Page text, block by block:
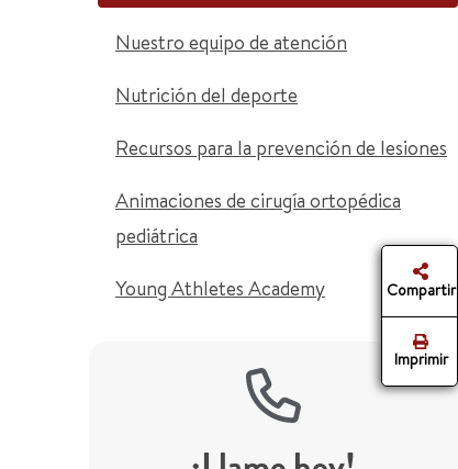
Nuestro equipo de atención
Nutrición del deporte
Recursos para la prevención de lesiones
Animaciones de cirugía ortopédica
pediátrica
Young Athletes Academy
Compartir
Imprimir